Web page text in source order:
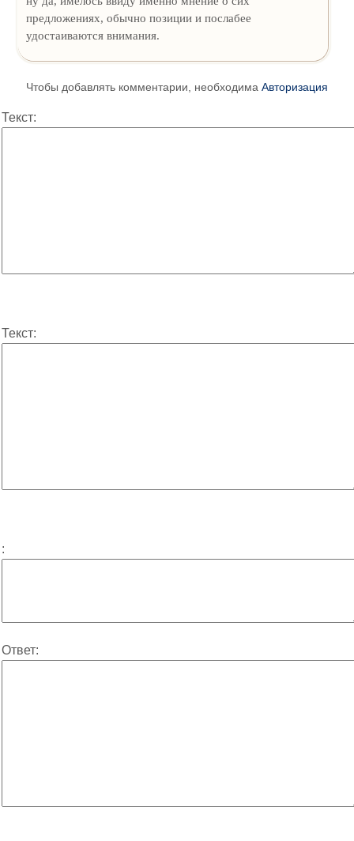
предложениях, обычно позиции и послабее
удостаиваются внимания.
Чтобы добавлять комментарии, необходима Авторизация
Текст:
Текст:
:
Ответ: